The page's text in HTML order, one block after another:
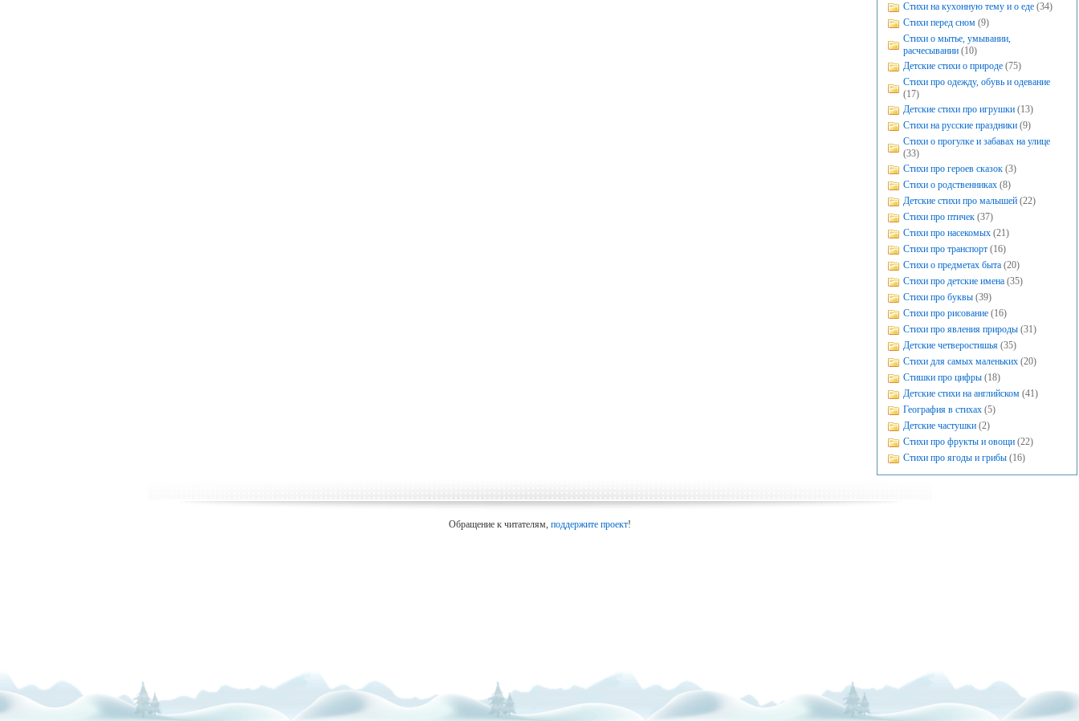
Стихи на кухонную тему и о еде (34)
Стихи перед сном (9)
Стихи о мытье, умывании,
расчесывании (10)
Детские стихи о природе (75)
Стихи про одежду, обувь и одевание
(17)
Детские стихи про игрушки (13)
Стихи на русские праздники (9)
Стихи о прогулке и забавах на улице
(33)
Стихи про героев сказок (3)
Стихи о родственниках (8)
Детские стихи про малышей (22)
Стихи про птичек (37)
Стихи про насекомых (21)
Стихи про транспорт (16)
Стихи о предметах быта (20)
Стихи про детские имена (35)
Стихи про буквы (39)
Стихи про рисование (16)
Стихи про явления природы (31)
Детские четверостишья (35)
Стихи для самых маленьких (20)
Стишки про цифры (18)
Детские стихи на английском (41)
География в стихах (5)
Детские частушки (2)
Стихи про фрукты и овощи (22)
Стихи про ягоды и грибы (16)
Обращение к читателям, поддержите проект!